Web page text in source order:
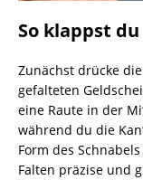
So klappst
Zunächst drücke
gefalteten
eine Raute in der
während du die
Form des
Falten präzise und